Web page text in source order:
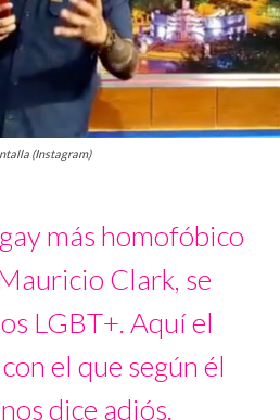
(Instagram)
más homofóbico
Clark, se
LGBT+. Aquí el
el que según él
dice adiós.